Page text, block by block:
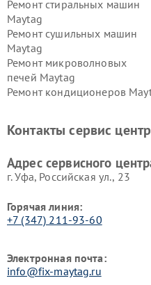
Ремонт стиральных машин
Maytag
Ремонт сушильных машин
Maytag
Ремонт микроволновых
печей Maytag
Ремонт кондиционеров
Контакты сервис
Адрес сервисного
г. Уфа, Российская ул., 23
Горячая линия:
+7 (347) 211-93-60
Электронная почта:
info@fix-maytag.ru